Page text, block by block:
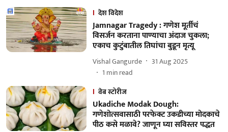
देश विदेश
Jamnagar Tragedy : गणेश मूर्तीचं
विसर्जन करताना पाण्याचा अंदाज चुकला;
एकाच कुटुंबातील तिघांचा बुडून मृत्यू
Vishal Gangurde
31 Aug 2025
1 min read
वेब स्टोरीज
Ukadiche Modak Dough:
गणेशोत्सवासाठी परफेक्ट उकडीच्या मोदकाचे
पीठ कसे मळावे? जाणून घ्या सविस्तर पद्धत